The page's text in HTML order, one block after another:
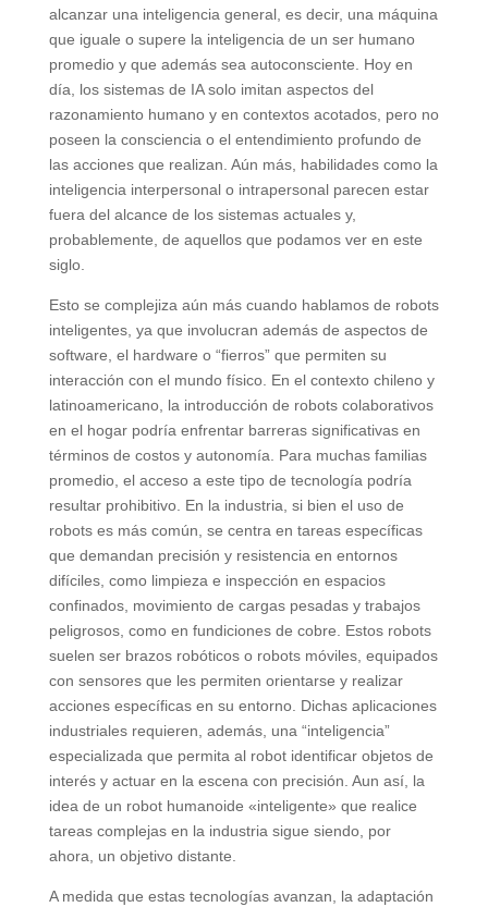
alcanzar una inteligencia general, es decir, una máquina
que iguale o supere la inteligencia de un ser humano
promedio y que además sea autoconsciente. Hoy en
día, los sistemas de IA solo imitan aspectos del
razonamiento humano y en contextos acotados, pero no
poseen la consciencia o el entendimiento profundo de
las acciones que realizan. Aún más, habilidades como la
inteligencia interpersonal o intrapersonal parecen estar
fuera del alcance de los sistemas actuales y,
probablemente, de aquellos que podamos ver en este
siglo.
Esto se complejiza aún más cuando hablamos de robots
inteligentes, ya que involucran además de aspectos de
software, el hardware o “fierros” que permiten su
interacción con el mundo físico. En el contexto chileno y
latinoamericano, la introducción de robots colaborativos
en el hogar podría enfrentar barreras significativas en
términos de costos y autonomía. Para muchas familias
promedio, el acceso a este tipo de tecnología podría
resultar prohibitivo. En la industria, si bien el uso de
robots es más común, se centra en tareas específicas
que demandan precisión y resistencia en entornos
difíciles, como limpieza e inspección en espacios
confinados, movimiento de cargas pesadas y trabajos
peligrosos, como en fundiciones de cobre. Estos robots
suelen ser brazos robóticos o robots móviles, equipados
con sensores que les permiten orientarse y realizar
acciones específicas en su entorno. Dichas aplicaciones
industriales requieren, además, una “inteligencia”
especializada que permita al robot identificar objetos de
interés y actuar en la escena con precisión. Aun así, la
idea de un robot humanoide «inteligente» que realice
tareas complejas en la industria sigue siendo, por
ahora, un objetivo distante.
A medida que estas tecnologías avanzan, la adaptación